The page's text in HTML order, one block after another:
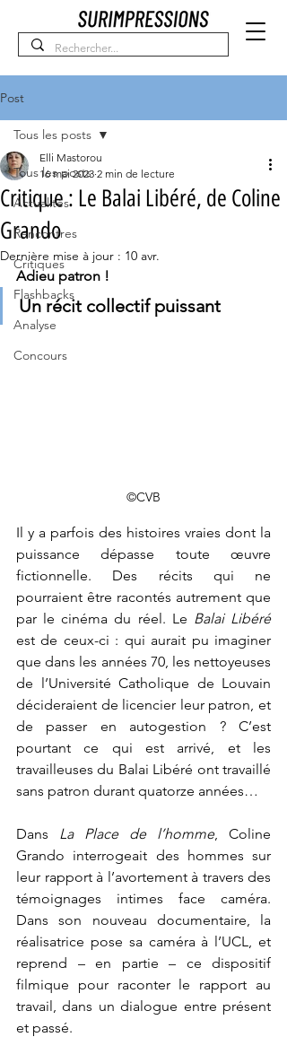
Post
Tous les posts
Actualités
Rencontres
Critiques
Flashbacks
Analyse
Concours
Tous les posts
Critique : Le Balai Libéré, de Coline
Grando
Elli Mastorou
16 mai 2023 2 min de lecture
Dernière mise à jour : 10 avr.
Adieu patron !
Un récit collectif puissant
©CVB
Il y a parfois des histoires vraies dont la
puissance dépasse toute œuvre
fictionnelle. Des récits qui ne
pourraient être racontés autrement que
par le cinéma du réel. Le
Balai Libéré
est de ceux-ci : qui aurait pu imaginer
que dans les années 70, les nettoyeuses
de l’Université Catholique de Louvain
décideraient de licencier leur patron, et
de passer en autogestion ? C’est
pourtant ce qui est arrivé, et les
travailleuses du Balai Libéré ont travaillé
sans patron durant quatorze années…
Dans La Place de l’homme, Coline
Grando interrogeait des hommes sur
leur rapport à l’avortement à travers des
témoignages intimes face caméra.
Dans son nouveau documentaire, la
réalisatrice pose sa caméra à l’UCL, et
reprend – en partie – ce dispositif
filmique pour raconter le rapport au
travail, dans un dialogue entre présent
et passé.